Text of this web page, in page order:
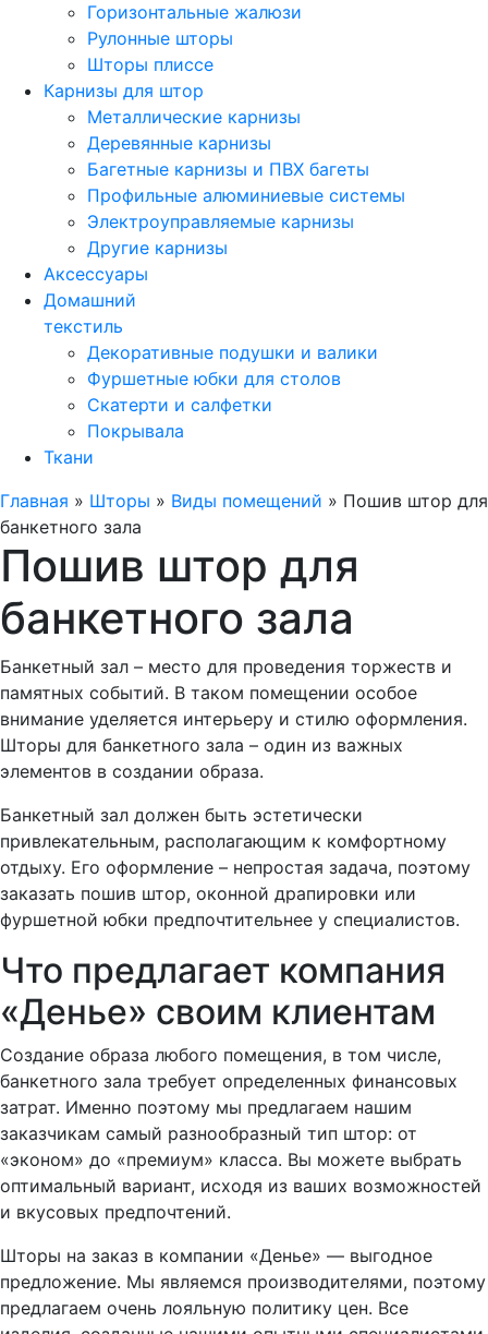
Горизонтальные жалюзи
Рулонные шторы
Шторы плиссе
Карнизы для штор
Металлические карнизы
Деревянные карнизы
Багетные карнизы и ПВХ багеты
Профильные алюминиевые системы
Электроуправляемые карнизы
Другие карнизы
Аксессуары
Домашний
текстиль
Декоративные подушки и валики
Фуршетные юбки для столов
Скатерти и салфетки
Покрывала
Ткани
Главная » Шторы » Виды помещений » Пошив штор для
банкетного зала
Пошив штор для
банкетного зала
Банкетный зал – место для проведения торжеств и
памятных событий. В таком помещении особое
внимание уделяется интерьеру и стилю оформления.
Шторы для банкетного зала – один из важных
элементов в создании образа.
Банкетный зал должен быть эстетически
привлекательным, располагающим к комфортному
отдыху. Его оформление – непростая задача, поэтому
заказать пошив штор, оконной драпировки или
фуршетной юбки предпочтительнее у специалистов.
Что предлагает компания
«Денье» своим клиентам
Создание образа любого помещения, в том числе,
банкетного зала требует определенных финансовых
затрат. Именно поэтому мы предлагаем нашим
заказчикам самый разнообразный тип штор: от
«эконом» до «премиум» класса. Вы можете выбрать
оптимальный вариант, исходя из ваших возможностей
и вкусовых предпочтений.
Шторы на заказ в компании «Денье» — выгодное
предложение. Мы являемся производителями, поэтому
предлагаем очень лояльную политику цен. Все